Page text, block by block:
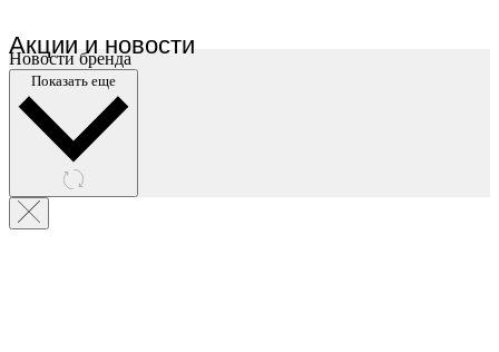
Акции и новости
Новости бренда
Показать еще